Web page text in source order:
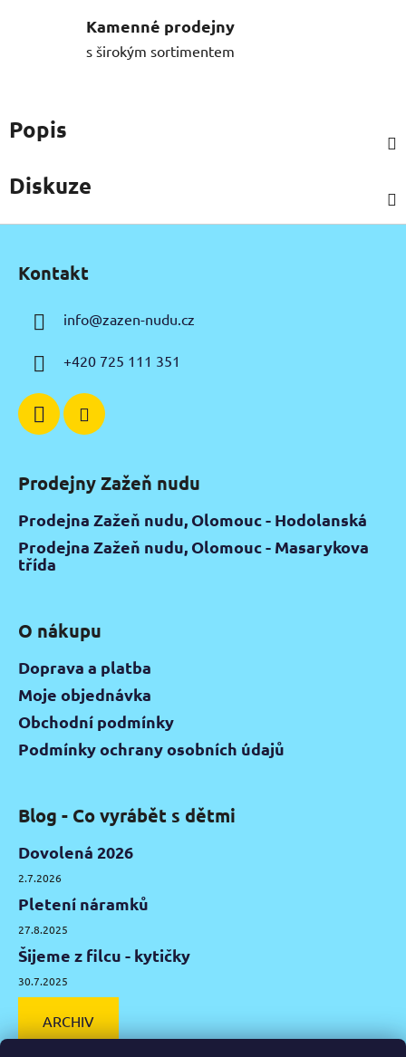
Kamenné prodejny
s širokým sortimentem
Popis
Diskuze
Kontakt
info@zazen-nudu.cz
+420 725 111 351
Prodejny Zažeň nudu
Prodejna Zažeň nudu, Olomouc - Hodolanská
Prodejna Zažeň nudu, Olomouc - Masarykova
třída
O nákupu
Doprava a platba
Moje objednávka
Obchodní podmínky
Podmínky ochrany osobních údajů
Blog - Co vyrábět s dětmi
Dovolená 2026
2.7.2026
Pletení náramků
27.8.2025
Šijeme z filcu - kytičky
30.7.2025
ARCHIV